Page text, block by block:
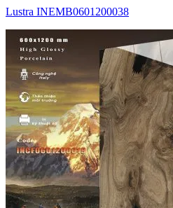
Lustra INEMB0601200038